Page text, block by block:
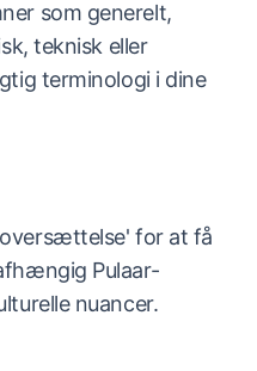
som generelt,
teknisk eller
terminologi i dine
for at få
Pulaar-
nuancer.